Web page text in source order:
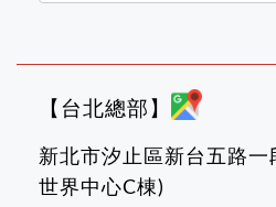
【台北總部】
新北市汐止區新台五路
世界中心C棟)